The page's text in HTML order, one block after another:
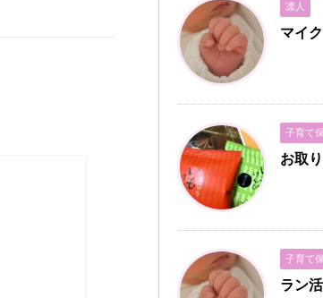
凛人
マイ
子育て
お取
子育て
ラン活